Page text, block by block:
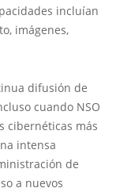
incluían
imágenes,
difusión de
cuando NSO
cibernéticas más
intensa
de
a nuevos